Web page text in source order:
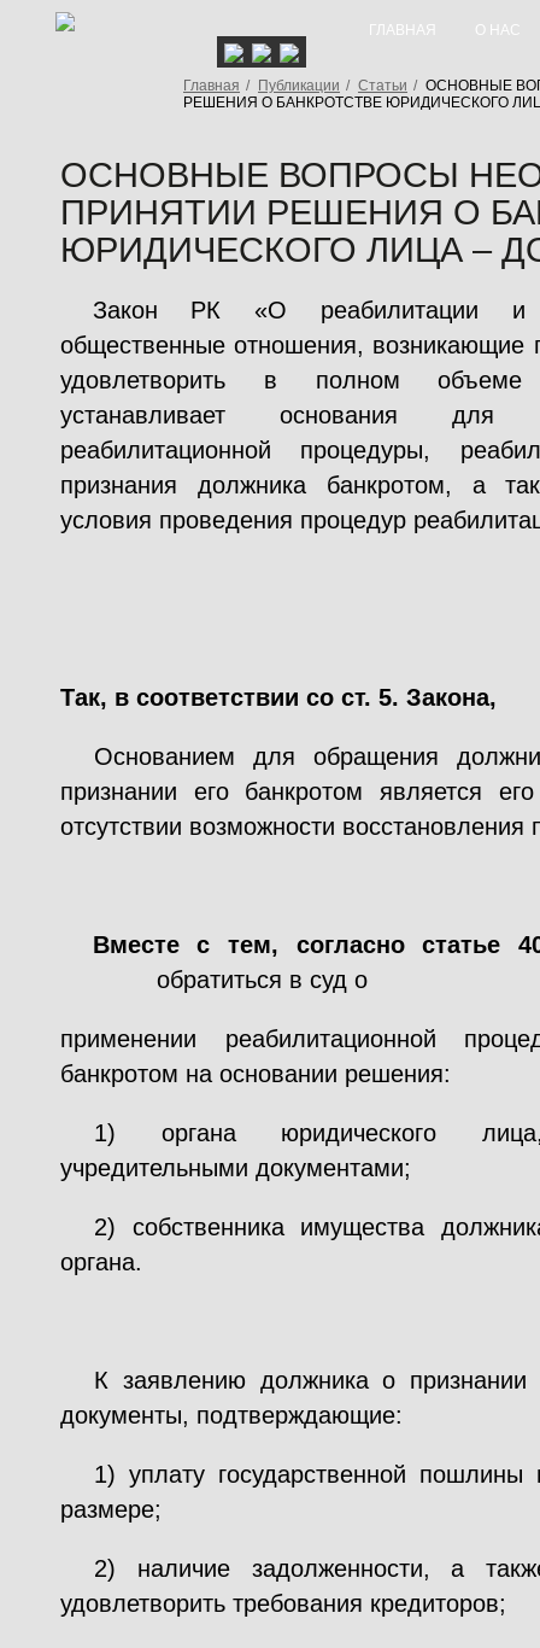
ГЛАВНАЯ О НАС
Главная / Публикации / Статьи / ОСНОВНЫЕ
РЕШЕНИЯ О БАНКРОТСТВЕ ЮРИДИЧЕСКОГО
ОСНОВНЫЕ ВОПРОСЫ
ПРИНЯТИИ РЕШЕНИЯ О
ЮРИДИЧЕСКОГО ЛИЦА –
Закон РК «О реабилитации и
общественные отношения, возникающие
удовлетворить в полном объеме
устанавливает основания для
реабилитационной процедуры,
признания должника банкротом, а
условия проведения процедур
Так, в соответствии со ст. 5. Закона,
Основанием для обращения
признании его банкротом является
отсутствии возможности восстановления
Вместе с тем, согласно статье
обратиться в суд о
применении реабилитационной
банкротом на основании решения:
1) органа юридического
учредительными документами;
2) собственника имущества
органа.
К заявлению должника о признании
документы, подтверждающие:
1) уплату государственной
размере;
2) наличие задолженности, а
удовлетворить требования кредиторов;